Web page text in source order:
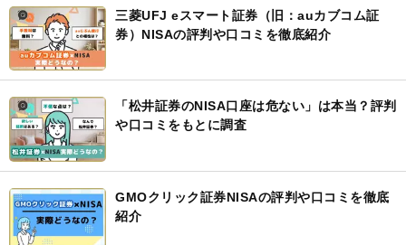
三菱UFJ eスマート証券（旧：auカブコム証
券）NISAの評判や口コミを徹底紹介
「松井証券のNISA口座は危ない」は本当？評判
や口コミをもとに調査
GMOクリック証券NISAの評判や口コミを徹底
紹介